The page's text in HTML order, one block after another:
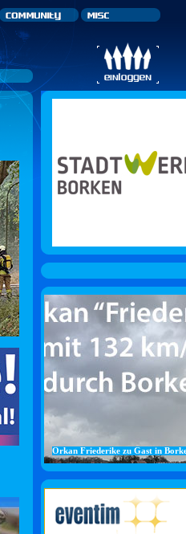
Orkan Friederike zu Gast in